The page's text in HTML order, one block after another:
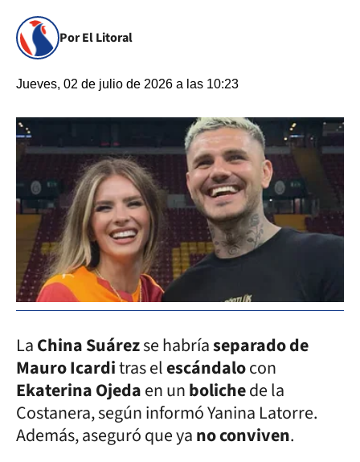
Por El Litoral
Jueves, 02 de julio de 2026 a las 10:23
LaChina Suárezse habríaseparado de
Mauro Icarditras elescándalocon
Ekaterina Ojedaen unbolichede la
Costanera, según informó Yanina Latorre.
Además, aseguró que yano conviven.